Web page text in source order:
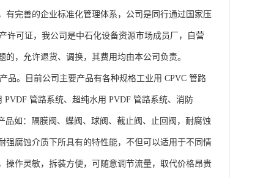
完善的企业标准化管理体系，公司是同行通过国家压
许可证，我公司是中石化设备资源市场成员厂，自营
，允许退货、调换，其费用均由本公司负责。
品。目前公司主要产品有各种规格工业用 CPVC 管路
管路系统、超纯水用 PVDF 管路系统、消防
品如：隔膜阀、蝶阀、球阀、截止阀、止回阀，耐腐蚀
强腐蚀介质下所具有的特性能，不但可以适用于不同情
作灵敏，拆装方便，可随意调节流量，取代价格昂贵